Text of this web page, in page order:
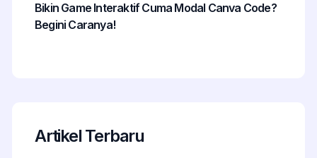
Bikin Game Interaktif Cuma Modal Canva Code?
Begini Caranya!
Artikel Terbaru